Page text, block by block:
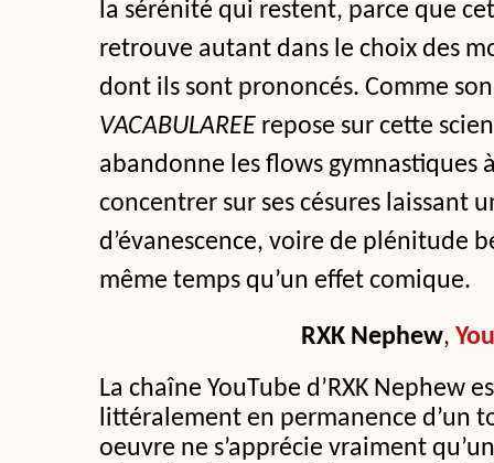
la sérénité qui restent, parce que
retrouve autant dans le choix des
dont ils sont prononcés. Comme
VACABULAREE repose sur cette
abandonne les flows gymnastiques
concentrer sur ses césures laissant
d’évanescence, voire de plénitude
même temps qu’un effet comique.
RXK Nephew,
La chaîne YouTube d’RXK Nephew
littéralement en permanence d’un
oeuvre ne s’apprécie vraiment